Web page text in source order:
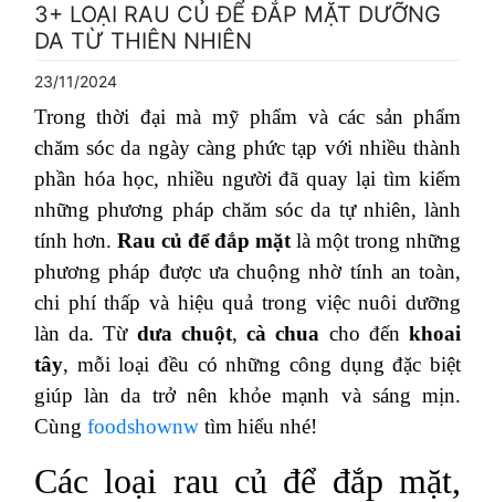
3+ LOẠI RAU CỦ ĐỂ ĐẮP MẶT DƯỠNG
DA TỪ THIÊN NHIÊN
23/11/2024
Trong thời đại mà mỹ phẩm và các sản phẩm
chăm sóc da ngày càng phức tạp với nhiều thành
phần hóa học, nhiều người đã quay lại tìm kiếm
những phương pháp chăm sóc da tự nhiên, lành
tính hơn. Rau củ để đắp mặt là một trong những
phương pháp được ưa chuộng nhờ tính an toàn,
chi phí thấp và hiệu quả trong việc nuôi dưỡng
làn da. Từ dưa chuột,cà chua cho đếnkhoai
tây, mỗi loại đều có những công dụng đặc biệt
giúp làn da trở nên khỏe mạnh và sáng mịn.
Cùng foodshownw tìm hiểu nhé!
Các loại rau củ để đắp mặt,